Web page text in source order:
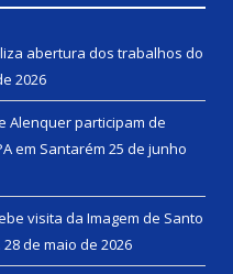
abertura dos trabalhos do
2026
Alenquer participam de
em Santarém 25 de junho
visita da Imagem de Santo
28 de maio de 2026